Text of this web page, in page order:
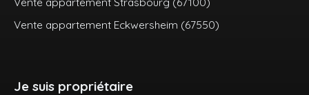
Vente appartement Eckwersheim (67550)
Je suis propriétaire